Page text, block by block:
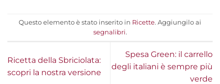
Questo elemento è stato inserito in Ricette. Aggiungilo ai
segnalibri.
Ricetta della Sbriciolata:
scopri la nostra versione
Spesa Green: il carrello
degli italiani è sempre più
verde